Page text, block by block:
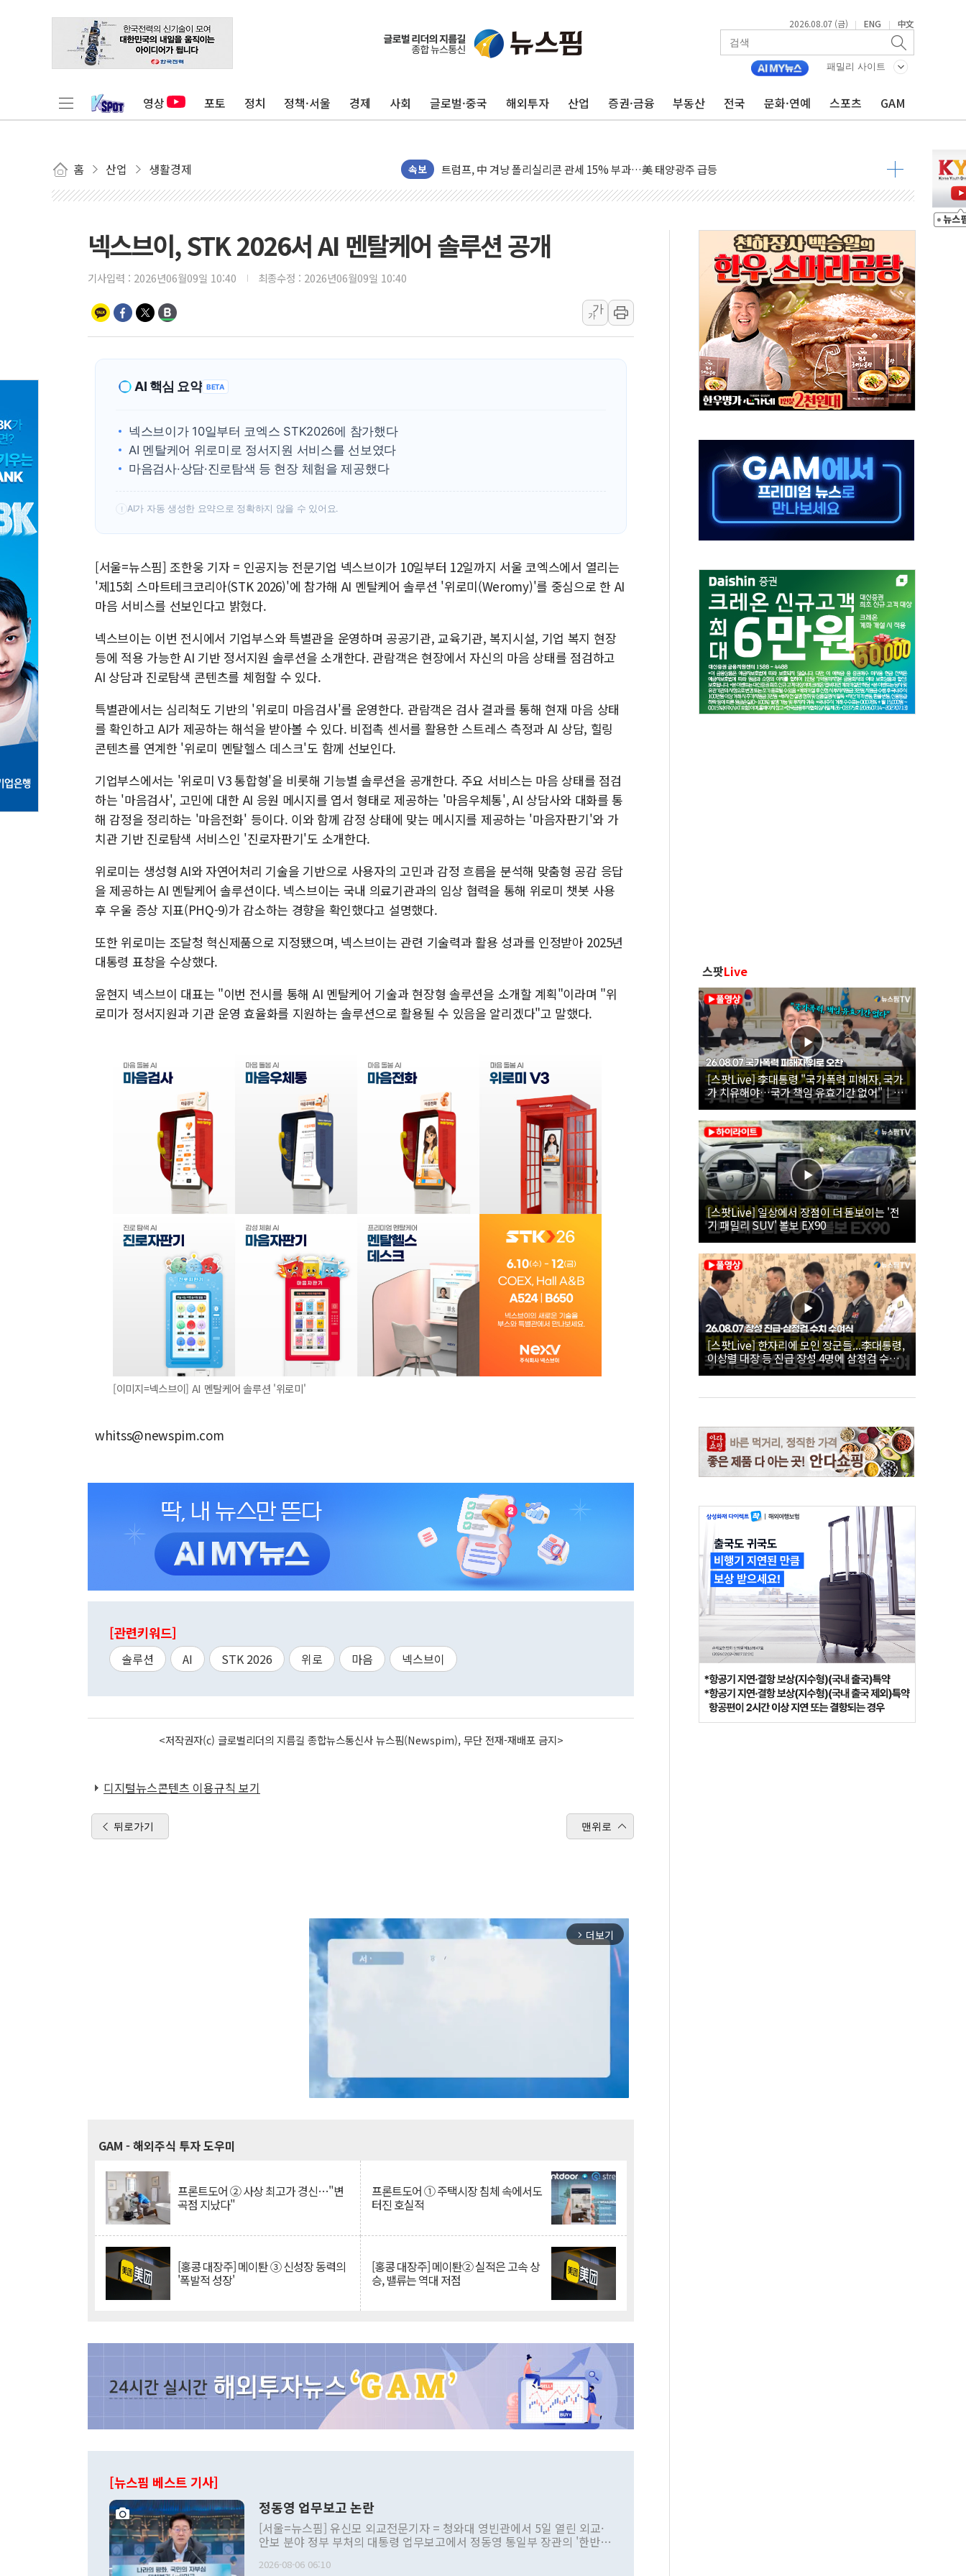
2026.08.07 (금) | ENG | 中文
패밀리 사이트
영상 포토 정치 정책·서울 경제 사회 글로벌·중국 해외투자 산업 증권·금융 부동산 전국 문화·연예 스포츠 GAM
홈 산업 생활경제 속보
보훈부, 미 DPAA와 MOU… "6·25 미군 실종자 7359명 끝까지 찾겠다"
특정 정치인 측근 포항시 정책특보 내정설...포항시 '시끌'
李 "해남 태양광, 대한민국 다음 100년 밑거름…수도권 집중 완화 전환점"
트럼프, 中 겨냥 폴리실리콘 관세 15% 부과…美 태양광주 급등
이란와이어 "이란 최고지도자 위독…곧 사망해도 놀랍지 않아"
남동발전, 해남군에 국내 최대 규모 400MW 태양광 착공…여의도 1.6배 규모
[인도증시] 중동 불안 속 유가 상승에 소폭 하락...금융주 낙폭 커
폭염 누그러지고 가뭄 숙지나...경북동해안권 8~9일 최대 100mm 호우
사우디·튀르키예·파키스탄, '공동방위협정' 체결… 수니파 국가들의 새 안보 협력 구도
신길동 신축도 3.3㎡당 7250만원…써밋 클라비온 59㎡ 18억원대
용산공원·그린벨트로 또 충돌…반복되는 국토부-서울시 '정책 엇박자'
[AI 부동산 투데이] 특공 전략도 '극과 극'…생애최초만 경쟁 치열
[코인시황] 비트코인 6만4000달러대 횡보…고래·ETF 매수에도 고유가·금리·입법 지연 '삼중 부담'
'찜통더위'에 전력수요 역대 최고치 경신…한낮 총수요 104.3GW 기록
후티 반군, 예멘 정부군과 사우디 동시 공격… 위기 고조되는 또 다른 중동 화약고
넥스브이, STK 2026서 AI 멘탈케어 솔루션 공개
기사입력 : 2026년06월09일 10:40 최종수정 : 2026년06월09일 10:40
가
가
AI 핵심 요약 BETA
넥스브이가 10일부터 코엑스 STK2026에 참가했다
AI 멘탈케어 위로미로 정서지원 서비스를 선보였다
마음검사·상담·진로탐색 등 현장 체험을 제공했다
! AI가 자동 생성한 요약으로 정확하지 않을 수 있어요.
[서울=뉴스핌] 조한웅 기자 = 인공지능 전문기업 넥스브이가 10일부터 12일까지 서울 코엑스에서 열리는
'제15회 스마트테크코리아(STK 2026)'에 참가해 AI 멘탈케어 솔루션 '위로미(Weromy)'를 중심으로 한 AI
마음 서비스를 선보인다고 밝혔다.
넥스브이는 이번 전시에서 기업부스와 특별관을 운영하며 공공기관, 교육기관, 복지시설, 기업 복지 현장
등에 적용 가능한 AI 기반 정서지원 솔루션을 소개한다. 관람객은 현장에서 자신의 마음 상태를 점검하고
AI 상담과 진로탐색 콘텐츠를 체험할 수 있다.
특별관에서는 심리척도 기반의 '위로미 마음검사'를 운영한다. 관람객은 검사 결과를 통해 현재 마음 상태
를 확인하고 AI가 제공하는 해석을 받아볼 수 있다. 비접촉 센서를 활용한 스트레스 측정과 AI 상담, 힐링
콘텐츠를 연계한 '위로미 멘탈헬스 데스크'도 함께 선보인다.
기업부스에서는 '위로미 V3 통합형'을 비롯해 기능별 솔루션을 공개한다. 주요 서비스는 마음 상태를 점검
하는 '마음검사', 고민에 대한 AI 응원 메시지를 엽서 형태로 제공하는 '마음우체통', AI 상담사와 대화를 통
해 감정을 정리하는 '마음전화' 등이다. 이와 함께 감정 상태에 맞는 메시지를 제공하는 '마음자판기'와 가
치관 기반 진로탐색 서비스인 '진로자판기'도 소개한다.
위로미는 생성형 AI와 자연어처리 기술을 기반으로 사용자의 고민과 감정 흐름을 분석해 맞춤형 공감 응답
을 제공하는 AI 멘탈케어 솔루션이다. 넥스브이는 국내 의료기관과의 임상 협력을 통해 위로미 챗봇 사용
후 우울 증상 지표(PHQ-9)가 감소하는 경향을 확인했다고 설명했다.
또한 위로미는 조달청 혁신제품으로 지정됐으며, 넥스브이는 관련 기술력과 활용 성과를 인정받아 2025년
대통령 표창을 수상했다.
윤현지 넥스브이 대표는 "이번 전시를 통해 AI 멘탈케어 기술과 현장형 솔루션을 소개할 계획"이라며 "위
로미가 정서지원과 기관 운영 효율화를 지원하는 솔루션으로 활용될 수 있음을 알리겠다"고 말했다.
[이미지=넥스브이] AI 멘탈케어 솔루션 '위로미'
whitss@newspim.com
[관련키워드]
솔루션 AI STK 2026 위로 마음 넥스브이
<저작권자(c) 글로벌리더의 지름길 종합뉴스통신사 뉴스핌(Newspim), 무단 전재-재배포 금지>
디지털뉴스콘텐츠 이용규칙 보기
뒤로가기 맨위로
arrow_forward_ios 더보기
GAM - 해외주식 투자 도우미
프론트도어 ② 사상 최고가 경신…"변
곡점 지났다"
프론트도어 ① 주택시장 침체 속에서도
터진 호실적
[홍콩 대장주] 메이퇀 ③ 신성장 동력의
'폭발적 성장'
[홍콩 대장주] 메이퇀② 실적은 고속 상
승, 밸류는 역대 저점
[뉴스핌 베스트 기사]
정동영 업무보고 논란
[서울=뉴스핌] 유신모 외교전문기자 = 청와대 영빈관에서 5일 열린 외교·
안보 분야 정부 부처의 대통령 업무보고에서 정동영 통일부 장관의 '한반도
발언 중에는 정부 내 조율을 거치지 않은 사안을 정책으로 추진하겠다고 공
2026-08-06 06:10
스팟Live
[스팟Live] 李대통령 "국가폭력 피해자, 국가
가 치유해야…국가 책임 유효기간 없어"｜
26.08.07 국가폭력 피해자 위로 오찬
[스팟Live] 일상에서 장점이 더 돋보이는 '전
기 패밀리 SUV' 볼보 EX90
[스팟Live] 한자리에 모인 장군들...李대통령,
이상렬 대장 등 진급 장성 4명에 삼정검 수치
직접 수여｜26.08.07 장성 진급·삼정검 수치